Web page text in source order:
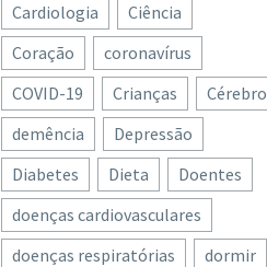
Cardiologia
Ciência
Coração
coronavírus
COVID-19
Crianças
Cérebro
demência
Depressão
Diabetes
Dieta
Doentes
doenças cardiovasculares
doenças respiratórias
dormir